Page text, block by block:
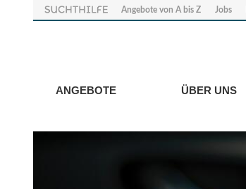
Angebote von A bis Z Jobs
ANGEBOTE ÜBER UNS